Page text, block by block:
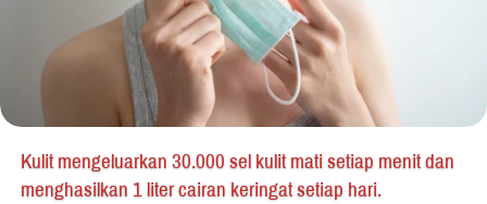
Kulit mengeluarkan 30.000 sel kulit mati setiap menit dan
menghasilkan 1 liter cairan keringat setiap hari.